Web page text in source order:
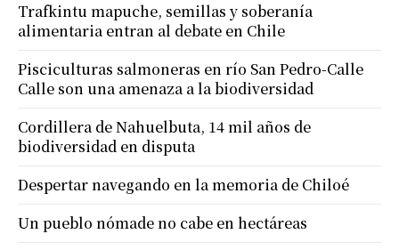
Trafkintu mapuche, semillas y soberanía
alimentaria entran al debate en Chile
Pisciculturas salmoneras en río San Pedro-Calle
Calle son una amenaza a la biodiversidad
Cordillera de Nahuelbuta, 14 mil años de
biodiversidad en disputa
Despertar navegando en la memoria de Chiloé
Un pueblo nómade no cabe en hectáreas